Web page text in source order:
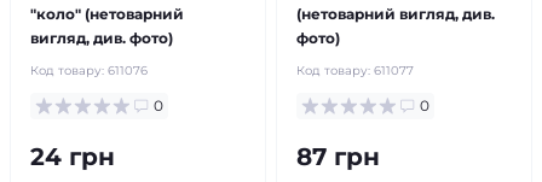
"коло" (нетоварний
вигляд, див. фото)
Код товару: 611076
0
24 грн
(нетоварний вигляд, див.
фото)
Код товару: 611077
0
87 грн